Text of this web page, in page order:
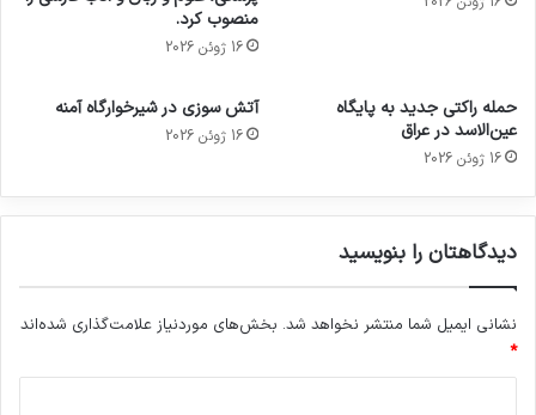
منصوب کرد.
16 ژوئن 2026
حمله راکتی جدید به پایگاه
عین‌الاسد در عراق
16 ژوئن 2026
آتش سوزی در شیرخوارگاه آمنه
16 ژوئن 2026
دیدگاهتان را بنویسید
نشانی ایمیل شما منتشر نخواهد شد. بخش‌های موردنیاز علامت‌گذاری شده‌اند
*